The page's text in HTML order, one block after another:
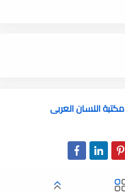
مكتبة اللسان العربى